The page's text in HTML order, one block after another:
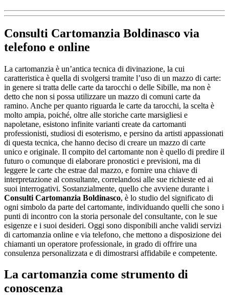
Consulti Cartomanzia Boldinasco via
telefono e online
La cartomanzia è un’antica tecnica di divinazione, la cui
caratteristica è quella di svolgersi tramite l’uso di un mazzo di carte:
in genere si tratta delle carte da tarocchi o delle Sibille, ma non è
detto che non si possa utilizzare un mazzo di comuni carte da
ramino. Anche per quanto riguarda le carte da tarocchi, la scelta è
molto ampia, poiché, oltre alle storiche carte marsigliesi e
napoletane, esistono infinite varianti create da cartomanti
professionisti, studiosi di esoterismo, e persino da artisti appassionati
di questa tecnica, che hanno deciso di creare un mazzo di carte
unico e originale. Il compito del cartomante non è quello di predire il
futuro o comunque di elaborare pronostici e previsioni, ma di
leggere le carte che estrae dal mazzo, e fornire una chiave di
interpretazione al consultante, correlandosi alle sue richieste ed ai
suoi interrogativi. Sostanzialmente, quello che avviene durante i
Consulti Cartomanzia Boldinasco, è lo studio del significato di
ogni simbolo da parte del cartomante, individuando quelli che sono i
punti di incontro con la storia personale del consultante, con le sue
esigenze e i suoi desideri. Oggi sono disponibili anche validi servizi
di cartomanzia online e via telefono, che mettono a disposizione dei
chiamanti un operatore professionale, in grado di offrire una
consulenza personalizzata e di dimostrarsi affidabile e competente.
La cartomanzia come strumento di
conoscenza